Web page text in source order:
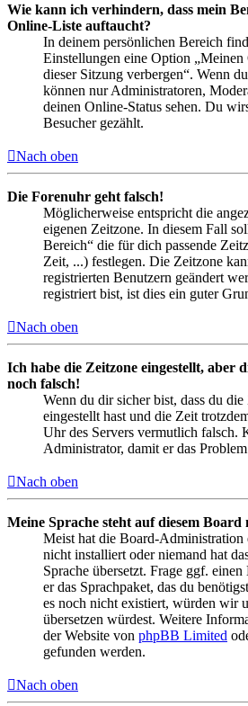
Wie kann ich verhindern, dass mein
Online-Liste auftaucht?
In deinem persönlichen Bereich
Einstellungen eine Option „Meinen
dieser Sitzung verbergen“. Wenn
können nur Administratoren,
deinen Online-Status sehen. Du
Besucher gezählt.
Nach oben
Die Forenuhr geht falsch!
Möglicherweise entspricht die
eigenen Zeitzone. In diesem Fall
Bereich“ die für dich passende
Zeit, ...) festlegen. Die Zeitzone
registrierten Benutzern geändert
registriert bist, ist dies ein guter
Nach oben
Ich habe die Zeitzone eingestellt, aber
noch falsch!
Wenn du dir sicher bist, dass du
eingestellt hast und die Zeit
Uhr des Servers vermutlich falsch.
Administrator, damit er das
Nach oben
Meine Sprache steht auf diesem
Meist hat die Board-Administration
nicht installiert oder niemand hat
Sprache übersetzt. Frage ggf.
er das Sprachpaket, das du
es noch nicht existiert, würden wir
übersetzen würdest. Weitere
der Website von phpBB Limited
gefunden werden.
Nach oben